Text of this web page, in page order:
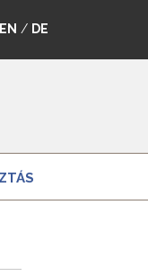
EN / DE